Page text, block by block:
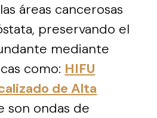
áreas cancerosas
preservando el
mediante
como: HIFU
de Alta
son ondas de